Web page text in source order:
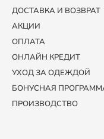
ДОСТАВКА И ВОЗВРАТ
АКЦИИ
ОПЛАТА
ОНЛАЙН КРЕДИТ
УХОД ЗА ОДЕЖДОЙ
БОНУСНАЯ
ПРОИЗВОДСТВО